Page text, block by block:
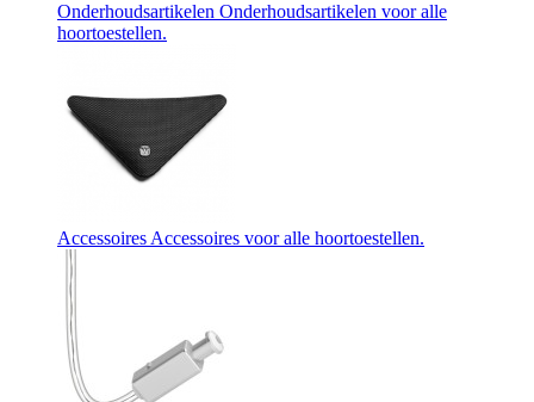
Onderhoudsartikelen Onderhoudsartikelen voor alle
hoortoestellen.
AccessoiresAccessoires voor alle hoortoestellen.